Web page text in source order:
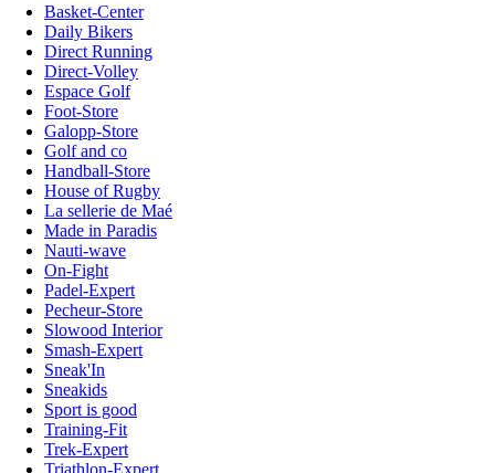
Basket-Center
Daily Bikers
Direct Running
Direct-Volley
Espace Golf
Foot-Store
Galopp-Store
Golf and co
Handball-Store
House of Rugby
La sellerie de Maé
Made in Paradis
Nauti-wave
On-Fight
Padel-Expert
Pecheur-Store
Slowood Interior
Smash-Expert
Sneak'In
Sneakids
Sport is good
Training-Fit
Trek-Expert
Triathlon-Expert